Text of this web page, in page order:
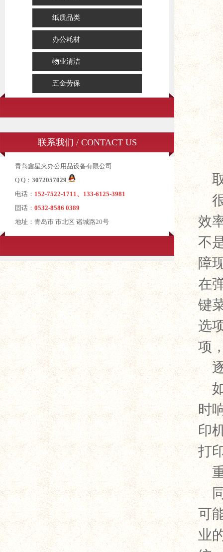
纸质品类
办公耗材
物业清洁
五金劳保
联系我们 / CONTACT US
青岛鑫星火办公用品设备有限公司
Q Q： 3072057029
电话： 152-7522-1711、133-6125-3981
固话： 0532-8586 0389
地址：青岛市 市北区 诸城路20号
效
不
障
在
键
选
项
时
印
打
可
业